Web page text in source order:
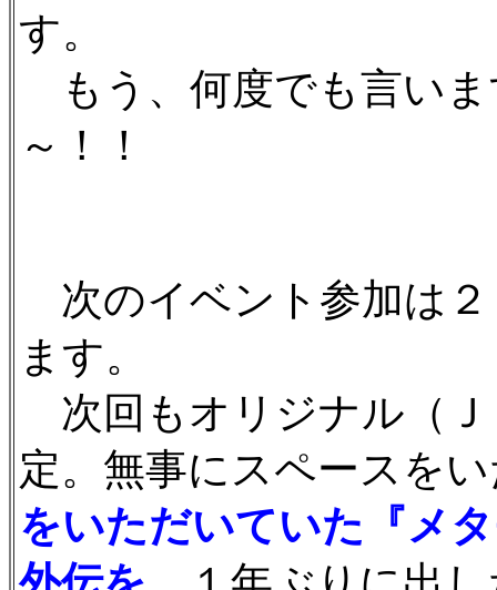
す。
もう、何度でも言い
～！！
次のイベント参加は２
ます。
次回もオリジナル（Ｊ
定。無事にスペースを
をいただいていた『メ